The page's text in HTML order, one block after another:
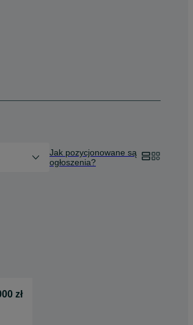
Jak pozycjonowane są
ogłoszenia?
zł